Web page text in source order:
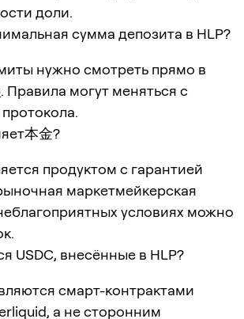
доли.
сумма депозита в HLP?
нужно смотреть прямо в
. Правила могут меняться с
本金?
продуктом с гарантией
маркетмейкерская
условиях можно
USDC, внесённые в HLP?
смарт-контрактами
а не сторонним